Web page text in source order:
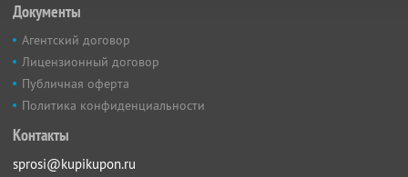
Документы
Агентский договор
Лицензионный договор
Публичная оферта
Политика конфиденциальности
Контакты
sprosi@kupikupon.ru